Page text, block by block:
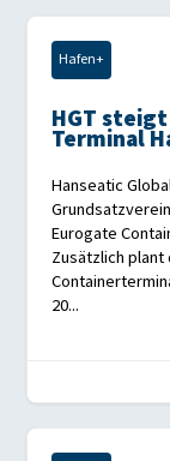
Hafen+
HGT
Terminal
Hanseatic
Eurogate
Zusätzlich plant
20...